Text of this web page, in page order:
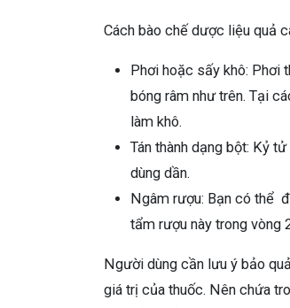
Cách bào chế dược liệu quả
Phơi hoặc sấy khô: Phơi
bóng râm như trên. Tại
làm khô.
Tán thành dạng bột: Kỷ
dùng dần.
Ngâm rượu: Bạn có thể
tẩm rượu này trong vòng
Người dùng cần lưu ý bảo
giá trị của thuốc. Nên chứa